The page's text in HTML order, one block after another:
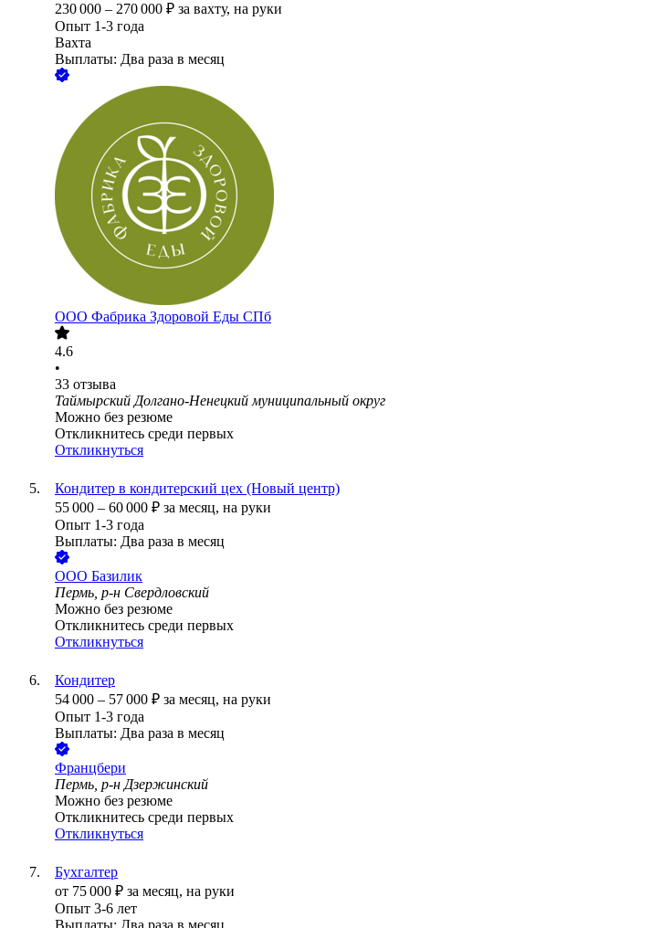
230 000 – 270 000 ₽ за вахту, на руки
Опыт 1-3 года
Вахта
Выплаты: Два раза в месяц
ООО Фабрика Здоровой Еды СПб
4.6
•
33 отзыва
Таймырский Долгано-Ненецкий муниципальный округ
Можно без резюме
Откликнитесь среди первых
Откликнуться
Кондитер в кондитерский цех (Новый центр)
55 000 – 60 000 ₽ за месяц, на руки
Опыт 1-3 года
Выплаты: Два раза в месяц
ООО Базилик
Пермь, р-н Свердловский
Можно без резюме
Откликнитесь среди первых
Откликнуться
Кондитер
54 000 – 57 000 ₽ за месяц, на руки
Опыт 1-3 года
Выплаты: Два раза в месяц
Францбери
Пермь, р-н Дзержинский
Можно без резюме
Откликнитесь среди первых
Откликнуться
Бухгалтер
от 75 000 ₽ за месяц, на руки
Опыт 3-6 лет